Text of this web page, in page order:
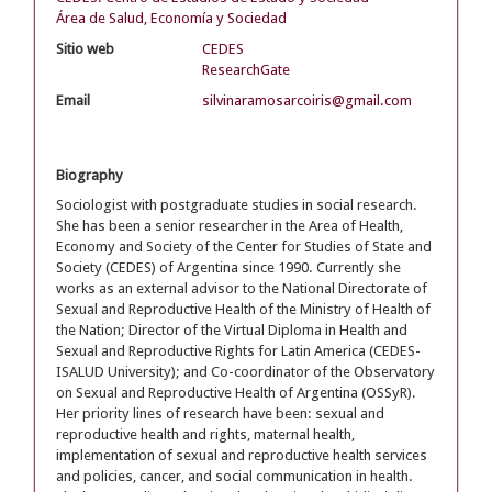
Área de Salud, Economía y Sociedad
Sitio web
CEDES
ResearchGate
Email
silvinaramosarcoiris@gmail.com
Biography
Sociologist with postgraduate studies in social research.
She has been a senior researcher in the Area of Health,
Economy and Society of the Center for Studies of State and
Society (CEDES) of Argentina since 1990. Currently she
works as an external advisor to the National Directorate of
Sexual and Reproductive Health of the Ministry of Health of
the Nation; Director of the Virtual Diploma in Health and
Sexual and Reproductive Rights for Latin America (CEDES-
ISALUD University); and Co-coordinator of the Observatory
on Sexual and Reproductive Health of Argentina (OSSyR).
Her priority lines of research have been: sexual and
reproductive health and rights, maternal health,
implementation of sexual and reproductive health services
and policies, cancer, and social communication in health.